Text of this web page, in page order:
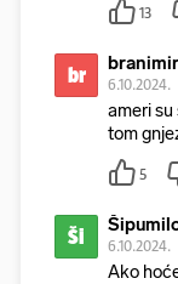
13
br 6.10.2024.
ameri su
tom
5
Ši 6.10.2024.
Ako